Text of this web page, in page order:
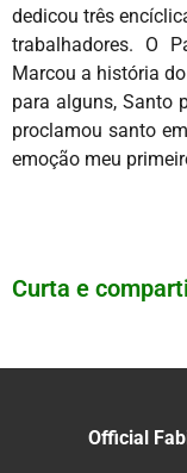
dedicou três
trabalhadores. O
Marcou a história
para alguns, Santo
proclamou santo
emoção meu
Curta e
Official